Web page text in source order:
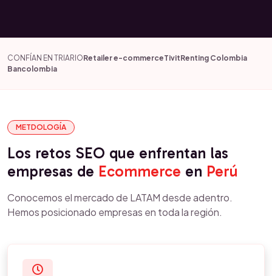
CONFÍAN EN TRIARIORetailer e-commerceTivitRenting Colombia
Bancolombia
METDOLOGÍA
Los retos SEO que enfrentan las
empresas de Ecommerce en Perú
Conocemos el mercado de LATAM desde adentro.
Hemos posicionado empresas en toda la región.